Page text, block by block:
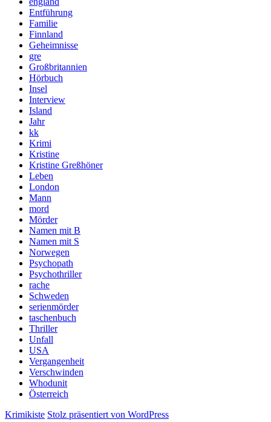
Entführung
Familie
Finnland
Geheimnisse
gre
Großbritannien
Hörbuch
Insel
Interview
Island
Jahr
kk
Krimi
Kristine
Kristine Greßhöner
Leben
London
Mann
mord
Mörder
Namen mit B
Namen mit S
Norwegen
Psychopath
Psychothriller
rache
Schweden
serienmörder
taschenbuch
Thriller
Unfall
USA
Vergangenheit
Verschwinden
Whodunit
Österreich
Krimikiste Stolz präsentiert von WordPress